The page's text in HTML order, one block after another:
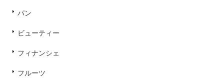
パン
ビューティー
フィナンシェ
フルーツ